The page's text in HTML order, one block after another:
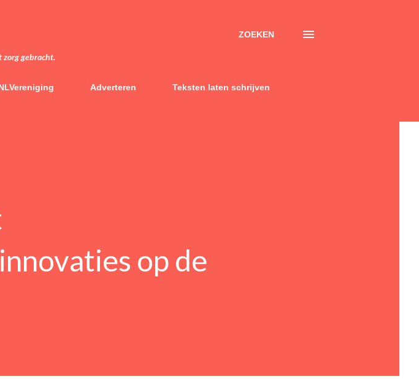
zorg gebracht.
ZOEKEN
Adverteren Teksten laten schrijven
op de